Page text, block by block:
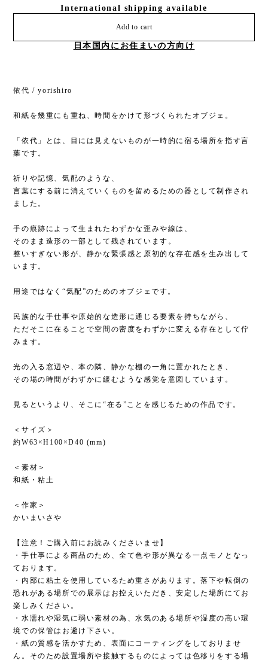
International shipping available
Add to cart
日本国内にお住まいの方向け
依代 / yorishiro
和紙を幾重にも重ね、時間をかけて形づくられたオブジェ。
「依代」とは、目には見えないものが一時的に宿る場所を指す言
葉です。
祈りや記憶、気配のような、
言葉にする前に消えていくものを留めるための器として制作され
ました。
手の痕跡によって生まれたわずかな歪みや線は、
そのまま造形の一部として残されています。
整いすぎない形が、静かな緊張感と原初的な存在感を生み出して
います。
用途ではなく“気配”のためのオブジェです。
民族的な手仕事や原始的な造形に通じる要素を持ちながら、
ただそこに在ることで空間の密度をわずかに変える存在として佇
みます。
光の入る窓辺や、本の隣、静かな棚の一角に置かれたとき、
その場の時間がわずかに緩むような感覚を意図しています。
見るというより、そこに“在る”ことを感じるための作品です。
＜サイズ＞
約W63×H100×D40 (mm)
＜素材＞
和紙・粘土
＜作家＞
かいまいさや
【注意！ご購入前にお読みくださいませ】
・手仕事による商品のため、全て色や形が異なる一点モノとなっ
ております。
・内部に粘土を使用しているため重さがあります。落下や転倒の
恐れがある場所での展示はお控えいただき、安定した場所にてお
楽しみください。
・水濡れや湿気に弱い素材の為、水気のある場所や湿度の高い環
境での保管はお避け下さい。
・紙の質感を活かすため、表面にコーティングをしておりませ
ん。そのため設置場所や接触するものによっては色移りをする場